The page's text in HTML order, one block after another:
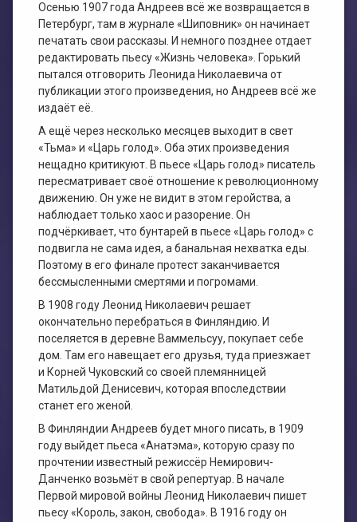
Осенью 1907 года Андреев всё же возвращается в
Петербург, там в журнале «Шиповник» он начинает
печатать свои рассказы. И немного позднее отдает
редактировать пьесу «Жизнь человека». Горький
пытался отговорить Леонида Николаевича от
публикации этого произведения, но Андреев всё же
издаёт её.
А ещё через несколько месяцев выходит в свет
«Тьма» и «Царь голод». Оба этих произведения
нещадно критикуют. В пьесе «Царь голод» писатель
пересматривает своё отношение к революционному
движению. Он уже не видит в этом геройства, а
наблюдает только хаос и разорение. Он
подчёркивает, что бунтарей в пьесе «Царь голод» с
подвигла не сама идея, а банальная нехватка еды.
Поэтому в его финале протест заканчивается
бессмысленными смертями и погромами.
В 1908 году Леонид Николаевич решает
окончательно перебраться в Финляндию. И
поселяется в деревне Ваммельсуу, покупает себе
дом. Там его навещает его друзья, туда приезжает
и Корней Чуковский со своей племянницей
Матильдой Денисевич, которая впоследствии
станет его женой.
В Финляндии Андреев будет много писать, в 1909
году выйдет пьеса «Анатэма», которую сразу по
прочтении известный режиссёр Немирович-
Данченко возьмёт в свой репертуар. В начале
Первой мировой войны Леонид Николаевич пишет
пьесу «Король, закон, свобода». В 1916 году он